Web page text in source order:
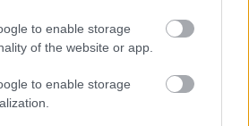
to enable storage
of the website or app.
to enable storage